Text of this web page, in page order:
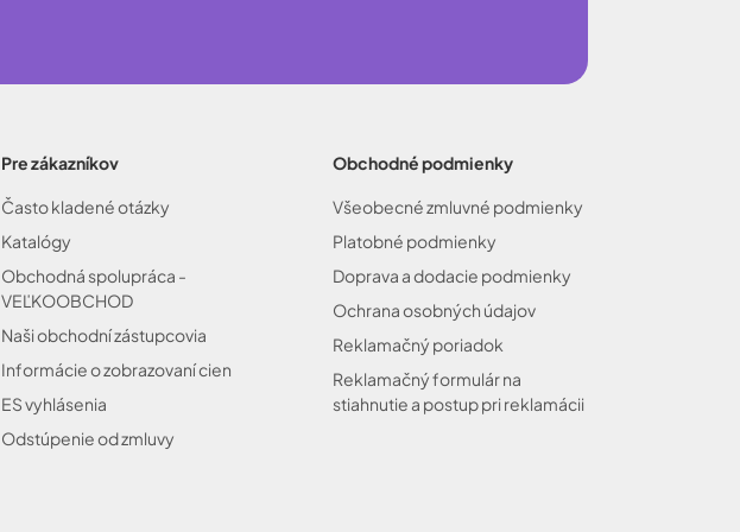
Pre zákazníkov
Často kladené otázky
Katalógy
Obchodná spolupráca -
VEĽKOOBCHOD
Naši obchodní zástupcovia
Informácie o zobrazovaní cien
ES vyhlásenia
Odstúpenie od zmluvy
Obchodné podmienky
Všeobecné zmluvné podmienky
Platobné podmienky
Doprava a dodacie podmienky
Ochrana osobných údajov
Reklamačný poriadok
Reklamačný formulár na
stiahnutie a postup pri reklamácii